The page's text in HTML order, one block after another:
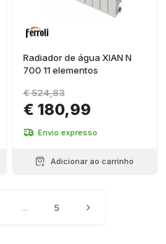
Radiador de água XIAN N
700 11 elementos
€ 180,99
€ 524,83
Envio expresso
Adicionar ao carrinho
... 5